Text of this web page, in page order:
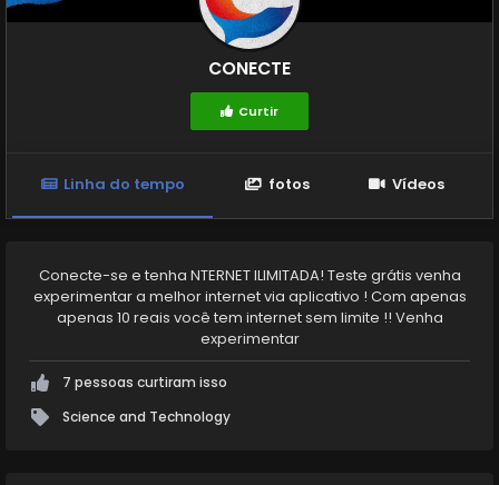
CONECTE
Curtir
Linha do tempo fotos Vídeos
Conecte-se e tenha NTERNET ILIMITADA! Teste grátis venha
experimentar a melhor internet via aplicativo ! Com apenas
apenas 10 reais você tem internet sem limite !! Venha
experimentar
7 pessoas curtiram isso
Science and Technology